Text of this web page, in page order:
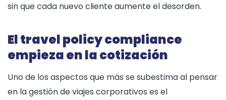
sin que cada nuevo cliente aumente el desorden.
El travel policy compliance
empieza en la cotización
Uno de los aspectos que más se subestima al pensar
en la gestión de viajes corporativos es el